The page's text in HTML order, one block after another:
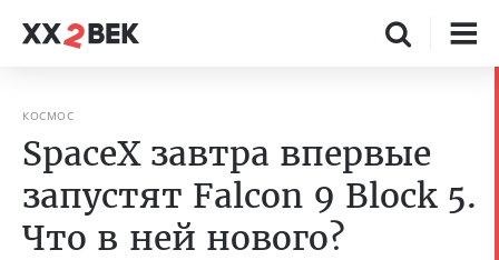
КОСМОС
SpaceX завтра впервые
запустят Falcon 9 Block 5.
Что в ней нового?